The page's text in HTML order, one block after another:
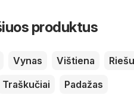
produktus
Vynas Vištiena
Traškučiai
Padažas